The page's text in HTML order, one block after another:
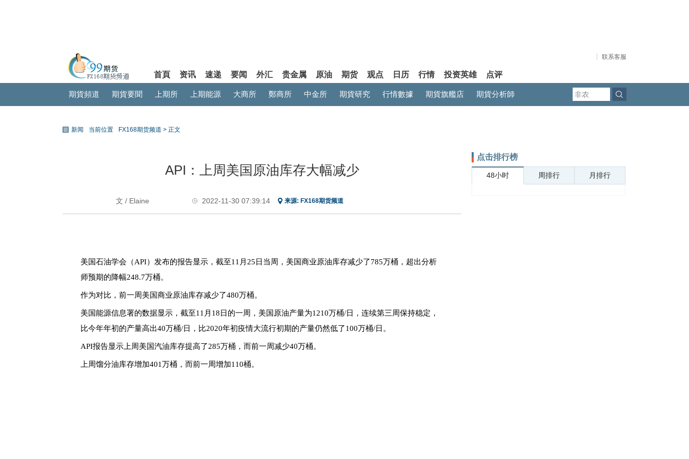
联系客服
首頁 资讯 速递 要闻 外汇 贵金属 原油 期货 观点 日历 行情 投资英雄 点评
期貨頻道 期貨要聞 上期所 上期能源 大商所 鄭商所 中金所 期貨研究 行情數據 期貨旗艦店 期貨分析師
新闻 当前位置 FX168期货频道 > 正文
API：上周美国原油库存大幅减少
文 / Elaine 2022-11-30 07:39:14 来源: FX168期货频道
美国石油学会（API）发布的报告显示，截至11月25日当周，美国商业原油库存减少了785万桶，超出分析
师预期的降幅248.7万桶。
作为对比，前一周美国商业原油库存减少了480万桶。
美国能源信息署的数据显示，截至11月18日的一周，美国原油产量为1210万桶/日，连续第三周保持稳定，
比今年年初的产量高出40万桶/日，比2020年初疫情大流行初期的产量仍然低了100万桶/日。
API报告显示上周美国汽油库存提高了285万桶，而前一周减少40万桶。
上周馏分油库存增加401万桶，而前一周增加110桶。
点击排行榜
48小时 周排行 月排行